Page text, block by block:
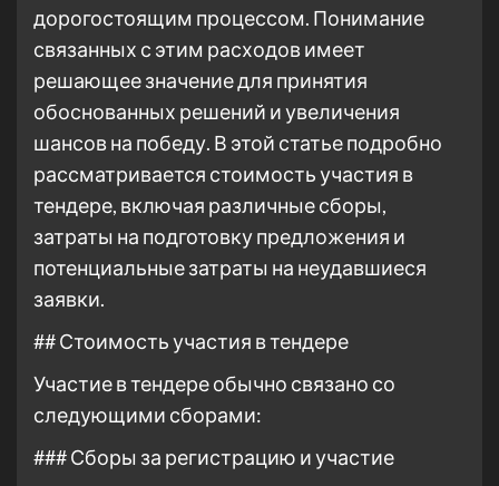
дорогостоящим процессом. Понимание
связанных с этим расходов имеет
решающее значение для принятия
обоснованных решений и увеличения
шансов на победу. В этой статье подробно
рассматривается стоимость участия в
тендере, включая различные сборы,
затраты на подготовку предложения и
потенциальные затраты на неудавшиеся
заявки.
## Стоимость участия в тендере
Участие в тендере обычно связано со
следующими сборами:
### Сборы за регистрацию и участие